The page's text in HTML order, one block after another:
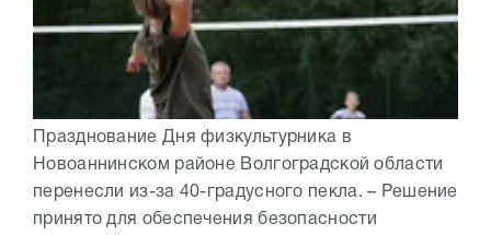
Празднование Дня физкультурника в
Новоаннинском районе Волгоградской области
перенесли из-за 40-градусного пекла. – Решение
принято для обеспечения безопасности